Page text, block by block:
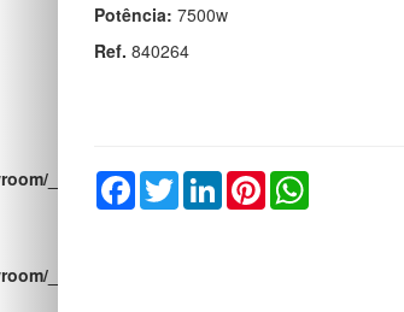
_pages/produto.php
_pages/produto.php
Potência:7500w
Ref. 840264
Facebook
TwitterLinkedInPinterest